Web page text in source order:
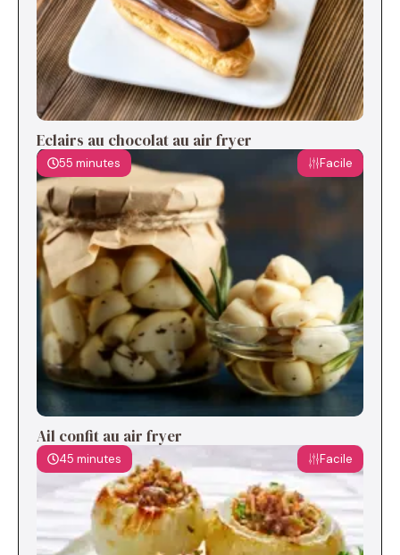
Eclairs au chocolat au air fryer
55 minutes Facile
Ail confit au air fryer
45 minutes Facile